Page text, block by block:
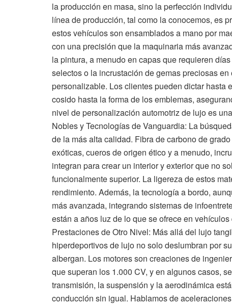
la producción en masa, sino la perfección
línea de producción, tal como la conocemos, es
estos vehículos son ensamblados a mano por
con una precisión que la maquinaria más
la pintura, a menudo en capas que requieren
selectos o la incrustación de gemas preciosas
personalizable. Los clientes pueden dictar hasta
cosido hasta la forma de los emblemas,
nivel de personalización automotriz de lujo es
Nobles y Tecnologías de Vanguardia: La
de la más alta calidad. Fibra de carbono de
exóticas, cueros de origen ético y a menudo,
integran para crear un interior y exterior que no
funcionalmente superior. La ligereza de estos
rendimiento. Además, la tecnología a bordo,
más avanzada, integrando sistemas de
están a años luz de lo que se ofrece en
Prestaciones de Otro Nivel: Más allá del lujo
hiperdeportivos de lujo no solo deslumbran por
albergan. Los motores son creaciones de
que superan los 1.000 CV, y en algunos casos,
transmisión, la suspensión y la aerodinámica
conducción sin igual. Hablamos de